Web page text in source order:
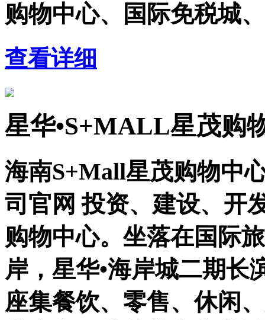
购物中心、国际免税城
查看详细
星华•S+MALL星茂购
海南S+Mall星茂购物中
司官网 投资、建设、开
购物中心。坐落在国际
岸，星华•海岸城二期长
座集餐饮、零售、休闲